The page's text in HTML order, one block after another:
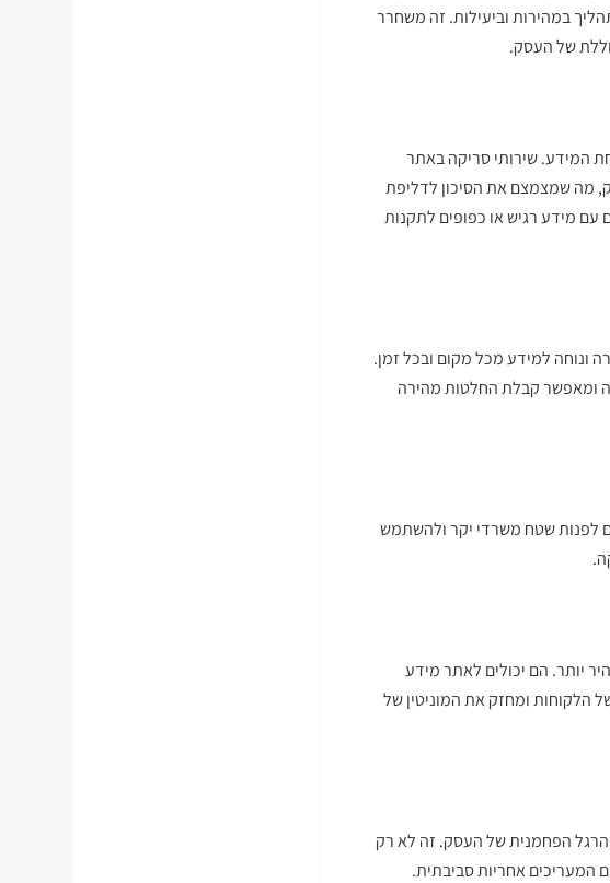
במהירות וביעילות. זה משחרר
של העסק.
המידע.שירותי סריקה באתר
מה שמצמצם את הסיכון לדליפת
עם מידע רגיש או כפופים לתקנות
ונוחה למידע מכל מקום ובכל זמן.
ומאפשר קבלת החלטות מהירה
לפנות שטח משרדי יקר ולהשתמש
יותר. הם יכולים לאתר מידע
הלקוחות ומחזק את המוניטין של
הרגל הפחמנית של העסק. זה לא רק
המעריכים אחריות סביבתית.